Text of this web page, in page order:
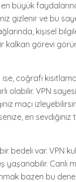
büyük
gizlenir ve bu
kişisel
kalkan görevi
coğrafi
olabilir. VPN
maçı
en
bedeli var. VPN
yaşanabilir.
bazen bu